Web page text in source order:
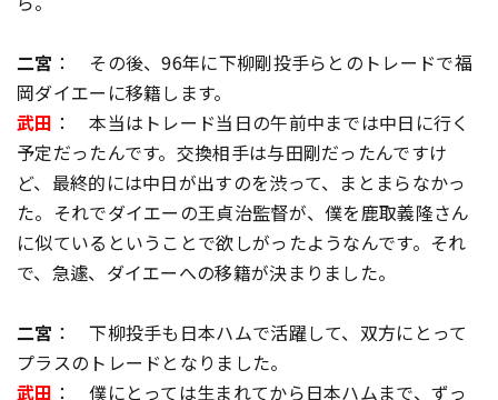
二宮 ： その後、96年に下柳剛投手らとのトレードで福
岡ダイエーに移籍します。
武田 ： 本当はトレード当日の午前中までは中日に行く
予定だったんです。交換相手は与田剛だったんですけ
ど、最終的には中日が出すのを渋って、まとまらなかっ
た。それでダイエーの王貞治監督が、僕を鹿取義隆さん
に似ているということで欲しがったようなんです。それ
で、急遽、ダイエーへの移籍が決まりました。
二宮 ： 下柳投手も日本ハムで活躍して、双方にとって
プラスのトレードとなりました。
武田 ： 僕にとっては生まれてから日本ハムまで、ずっ